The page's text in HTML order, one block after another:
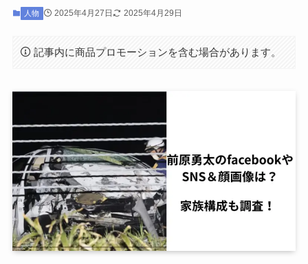
人物 2025年4月27日 2025年4月29日
記事内に商品プロモーションを含む場合があります。